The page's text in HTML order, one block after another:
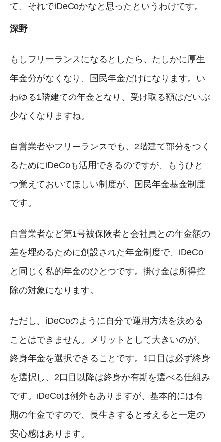
て、それでiDeCoかなと思ったというわけです。
深野
もしフリーランスになるとしたら、たしかに厚生
年金分がなくなり、国民年金だけになります。い
わゆる1階建ての年金となり、受け取る額はだいぶ
少なくなりますね。
自営業者やフリーランスでも、2階建て部分をつく
るためにiDeCoも活用できるのですが、もうひと
つ覚えておいてほしい制度が、国民年金基金制度
です。
自営業者など第1号被保険者と会社員との年金額の
差を埋めるために創設された年金制度で、iDeCo
と同じく私的年金のひとつです。掛け金は所得控
除の対象になります。
ただし、iDeCoのように自分で運用方法を決める
ことはできません。メリットとして大きいのが、
終身年金を選択できることです。1口目は必ず終身
を選択し、2口目以降は終身か有期を選べる仕組み
です。iDeCoは例外もありますが、基本的には有
期の年金ですので、長生きすると考えると一定の
安心感はあります。